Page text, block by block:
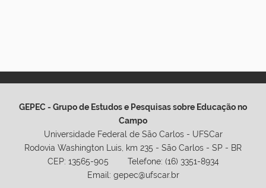
GEPEC - Grupo de Estudos e Pesquisas sobre Educação no
Campo
Universidade Federal de São Carlos - UFSCar
Rodovia Washington Luis, km 235 - São Carlos - SP - BR
CEP: 13565-905 Telefone: (16) 3351-8934
Email: gepec@ufscar.br